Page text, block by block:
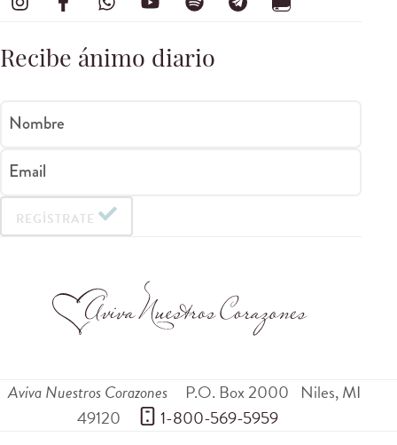
Recibe ánimo diario
Nombre
Email
REGÍSTRATE
Aviva Nuestros Corazones P.O. Box 2000 Niles,MI
49120
1-800-569-5959